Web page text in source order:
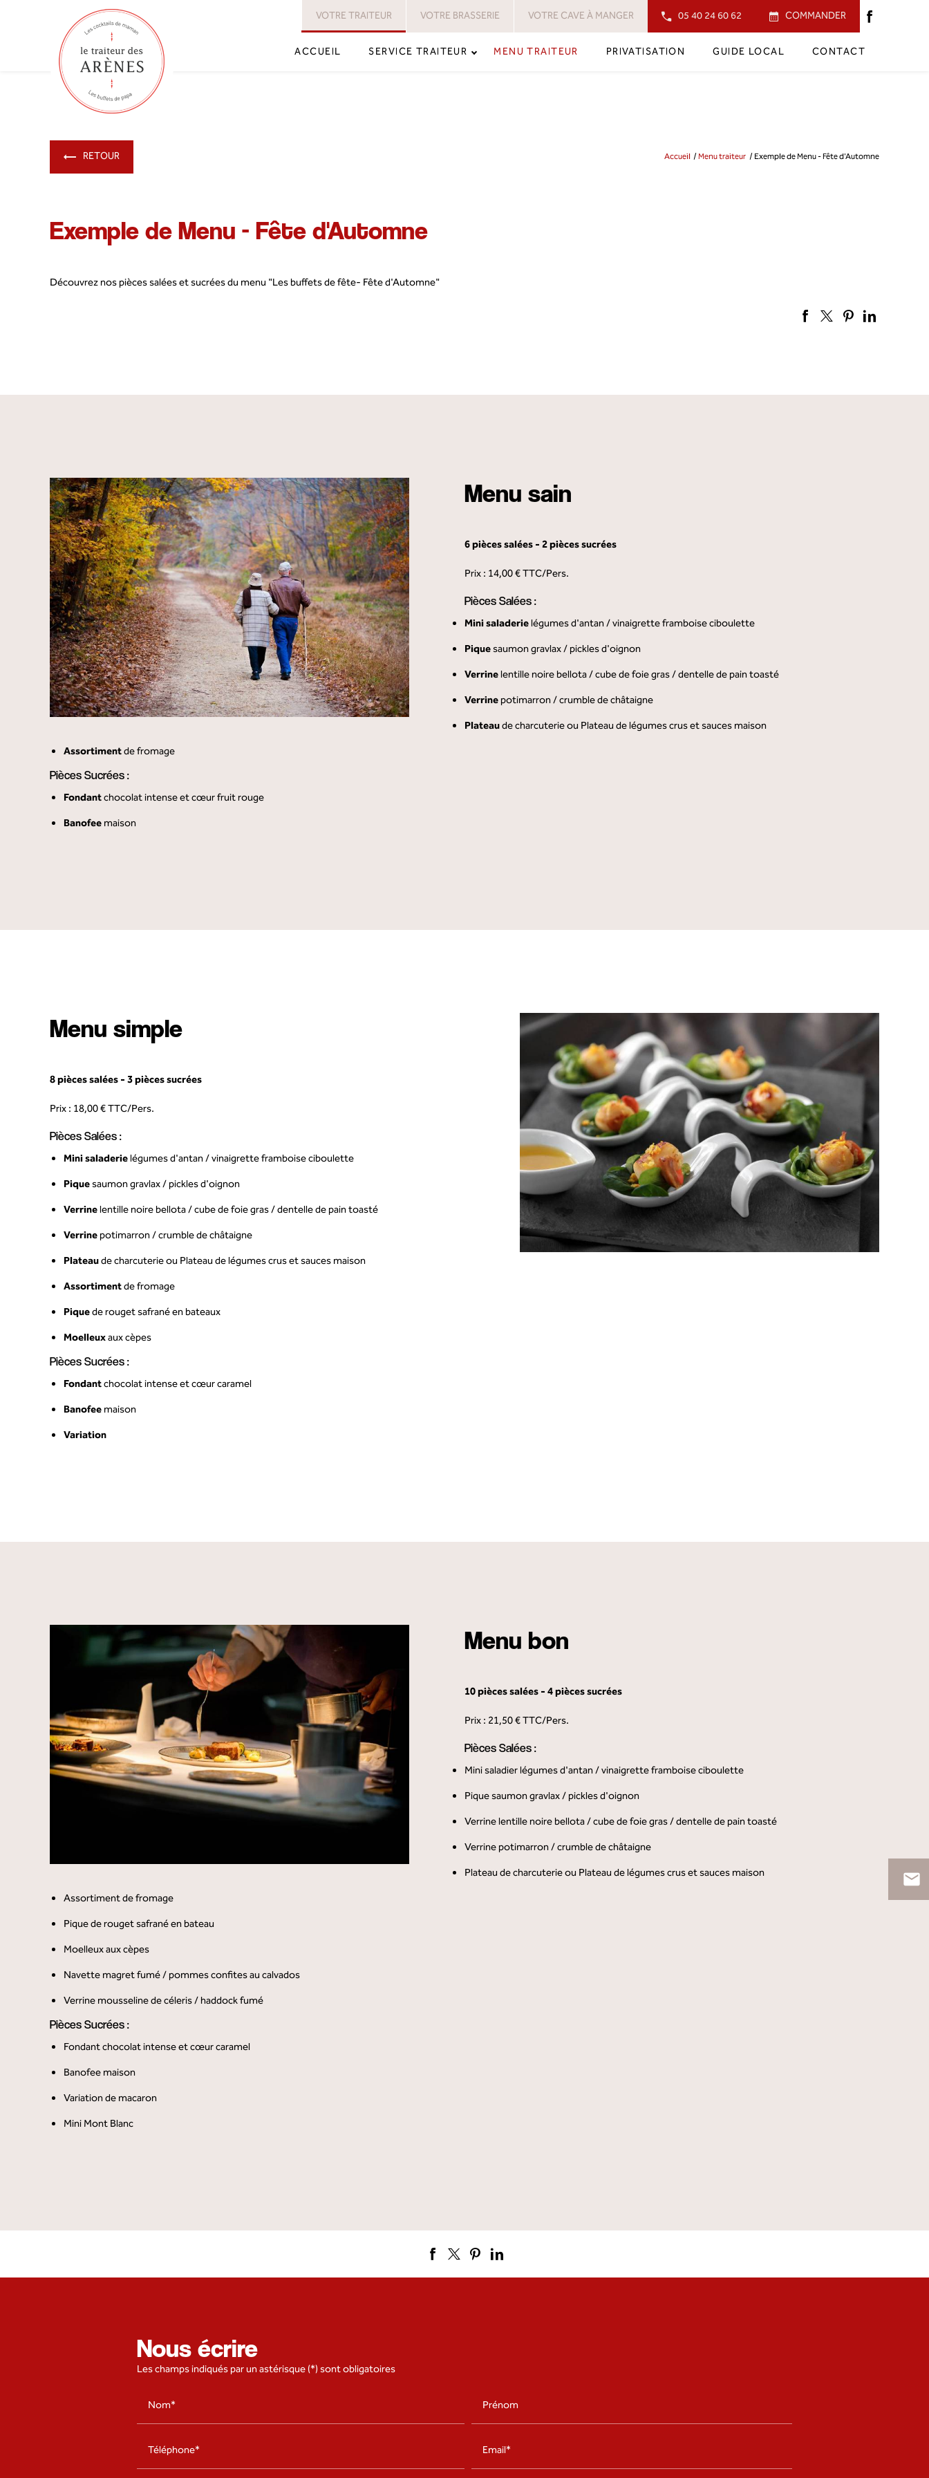
VOTRE TRAITEUR
ACCUEIL SERVICE TRAITEUR MENU TRAITEUR PRIVATISATION GUIDE LOCAL CONTACT
VOTRE BRASSERIE VOTRE CAVE À MANGER 05 40 24 60 62 COMMANDER
Accueil Menu traiteur Exemple de Menu - Fête d'Automne
RETOUR
Exemple de Menu - Fête d'Automne
Découvrez nos pièces salées et sucrées du menu "Les buffets de fête- Fête d'Automne"
Menu sain
6 pièces salées - 2 pièces sucrées
Prix : 14,00 € TTC/Pers.
Pièces Salées :
Mini saladerielégumes d'antan / vinaigrette framboise ciboulette
Piquesaumon gravlax / pickles d'oignon
Verrinelentille noire bellota / cube de foie gras / dentelle de pain toasté
Verrinepotimarron / crumble de châtaigne
Plateaude charcuterie ou Plateau de légumes crus et sauces maison
Assortimentde fromage
Pièces Sucrées :
Fondantchocolat intense et cœur fruit rouge
Banofeemaison
Menu simple
8 pièces salées - 3 pièces sucrées
Prix : 18,00 € TTC/Pers.
Pièces Salées :
Mini saladerielégumes d'antan / vinaigrette framboise ciboulette
Piquesaumon gravlax / pickles d'oignon
Verrinelentille noire bellota / cube de foie gras / dentelle de pain toasté
Verrinepotimarron / crumble de châtaigne
Plateaude charcuterie ou Plateau de légumes crus et sauces maison
Assortimentde fromage
Piquede rouget safrané en bateaux
Moelleuxaux cèpes
Pièces Sucrées :
Fondantchocolat intense et cœur caramel
Banofeemaison
Variation
Menu bon
10 pièces salées - 4 pièces sucrées
Prix : 21,50 € TTC/Pers.
Pièces Salées :
Mini saladier légumes d'antan / vinaigrette framboise ciboulette
Pique saumon gravlax / pickles d'oignon
Verrine lentille noire bellota / cube de foie gras / dentelle de pain toasté
Verrine potimarron / crumble de châtaigne
Plateau de charcuterie ou Plateau de légumes crus et sauces maison
Assortiment de fromage
Pique de rouget safrané en bateau
Moelleux aux cèpes
Navette magret fumé / pommes confites au calvados
Verrine mousseline de céleris / haddock fumé
Pièces Sucrées :
Fondant chocolat intense et cœur caramel
Banofee maison
Variation de macaron
Mini Mont Blanc
Nous écrire
Les champs indiqués par un astérisque (*) sont obligatoires
Nom* Prénom
Téléphone* Email*
email
Panneau de gestion des cookies